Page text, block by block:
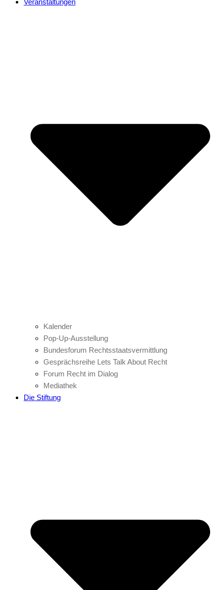
Veranstaltungen
Kalender
Pop-Up-Ausstellung
Bundesforum Rechtsstaatsvermittlung
Gesprächsreihe Lets Talk About Recht
Forum Recht im Dialog
Mediathek
Die Stiftung